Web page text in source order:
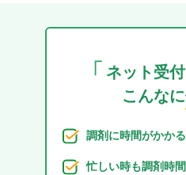
ネット受
こんなに
調剤に時間がかか
忙しい時も調剤時